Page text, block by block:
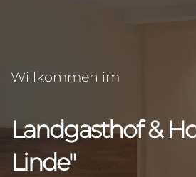
Willkommen im
Landgasthof &
Linde"